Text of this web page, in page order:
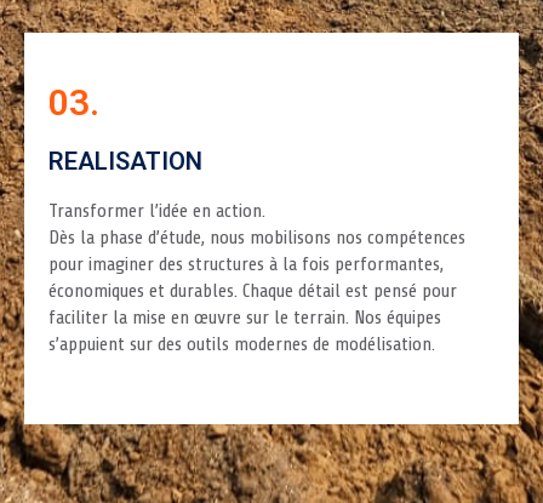
03.
REALISATION
Transformer l’idée en action.
Dès la phase d’étude, nous mobilisons nos compétences
pour imaginer des structures à la fois performantes,
économiques et durables. Chaque détail est pensé pour
faciliter la mise en œuvre sur le terrain. Nos équipes
s’appuient sur des outils modernes de modélisation.